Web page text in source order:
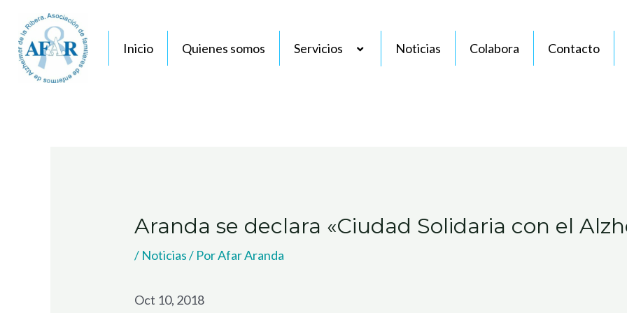
contenido
Inicio Quienes somos Servicios Noticias Colabora Contacto
Aranda se declara «Ciudad Solidaria con el
/ Noticias/ PorAfar Aranda
Oct 10, 2018
Navegación
de
entradas